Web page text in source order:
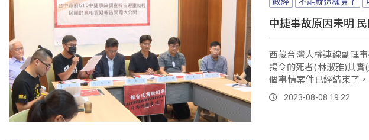
中捷事故原因未明
西藏台灣人權連線副理
揚令的死者(林淑雅)其實
個事情案件已經結束了
是就算了。
2023-08-08 19:22